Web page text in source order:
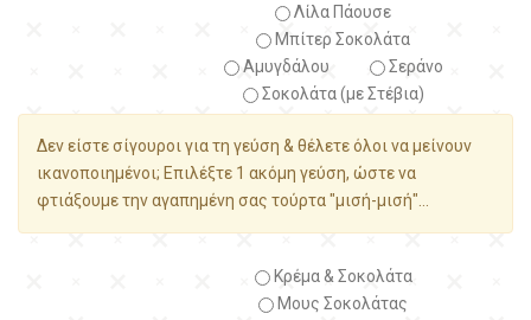
Λίλα Πάουσε
Μπίτερ Σοκολάτα
Αμυγδάλου
Σεράνο
Σοκολάτα (με Στέβια)
Δεν είστε σίγουροι για τη γεύση & θέλετε όλοι να μείνουν
ικανοποιημένοι; Επιλέξτε 1 ακόμη γεύση, ώστε να
φτιάξουμε την αγαπημένη σας τούρτα "μισή-μισή"...
Κρέμα & Σοκολάτα
Μους Σοκολάτας